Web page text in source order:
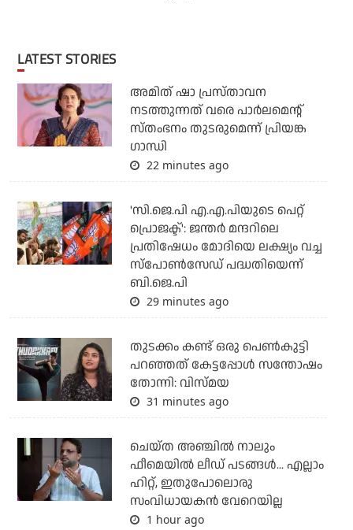
LATEST STORIES
അമിത് ഷാ പ്രസ്താവന
നടത്തുന്നത് വരെ പാര്‍ലമെന്റ്
സ്തംഭനം തുടരുമെന്ന് പ്രിയങ്ക
ഗാന്ധി
22 minutes ago
'സി.ജെ.പി എ.എ.പിയുടെ പെറ്റ്
പ്രൊജക്ട്': ജന്തര്‍ മന്ദറിലെ
പ്രതിഷേധം മോദിയെ ലക്ഷ്യം വച്ച
സ്‌പോണ്‍സേഡ് പദ്ധതിയെന്ന്
ബി.ജെ.പി
29 minutes ago
തുടക്കം കണ്ട് ഒരു പെൺകുട്ടി
പറഞ്ഞത് കേട്ടപ്പോൾ സന്തോഷം
തോന്നി: വിസ്മയ
31 minutes ago
ചെയ്ത അഞ്ചില്‍ നാലും
ഫീമെയില്‍ ലീഡ് പടങ്ങള്‍... എല്ലാം
ഹിറ്റ്, ഇതുപോലൊരു
സംവിധായകന്‍ വേറെയില്ല
1 hour ago